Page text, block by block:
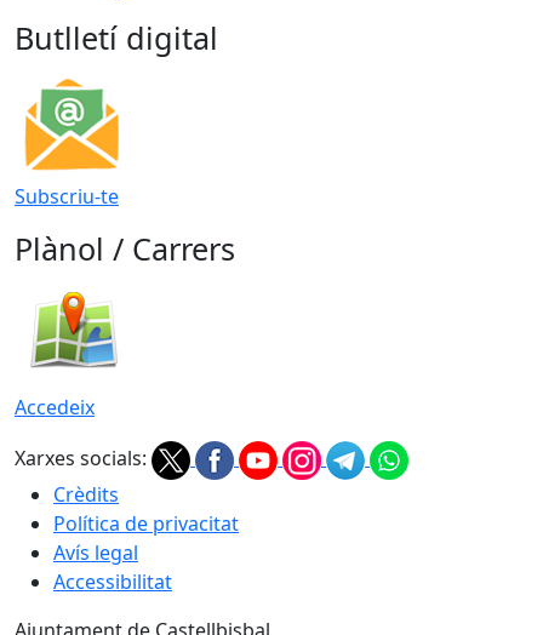
Butlletí digital
Subscriu-te
Plànol / Carrers
Accedeix
Xarxes socials:
Crèdits
Política de privacitat
Avís legal
Accessibilitat